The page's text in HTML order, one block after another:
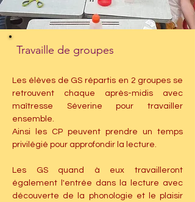
Travaille de groupes
Les élèves de GS répartis en 2 groupes se
retrouvent chaque après-midis avec
maîtresse Séverine pour travailler
ensemble.
Ainsi les CP peuvent prendre un temps
privilégié pour approfondir la lecture.
Les GS quand à eux travailleront
également l'entrée dans la lecture avec
découverte de la phonologie et le plaisir